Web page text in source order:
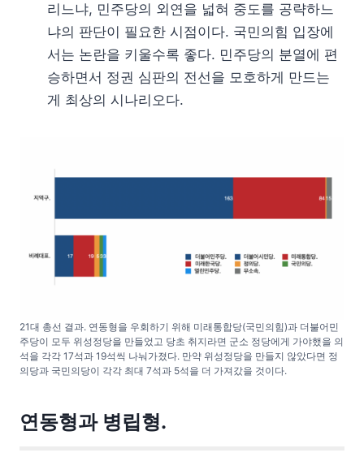
리느냐, 민주당의 외연을 넓혀 중도를 공략하느
냐의 판단이 필요한 시점이다. 국민의힘 입장에
서는 논란을 키울수록 좋다. 민주당의 분열에 편
승하면서 정권 심판의 전선을 모호하게 만드는
게 최상의 시나리오다.
21대 총선 결과. 연동형을 우회하기 위해 미래통합당(국민의힘)과 더불어민
주당이 모두 위성정당을 만들었고 당초 취지라면 군소 정당에게 가야했을 의
석을 각각 17석과 19석씩 나눠가졌다. 만약 위성정당을 만들지 않았다면 정
의당과 국민의당이 각각 최대 7석과 5석을 더 가져갔을 것이다.
연동형과 병립형.